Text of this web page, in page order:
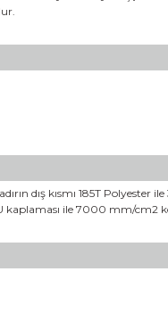
dış kısmı 185T
kaplaması ile 7000 mm/cm2